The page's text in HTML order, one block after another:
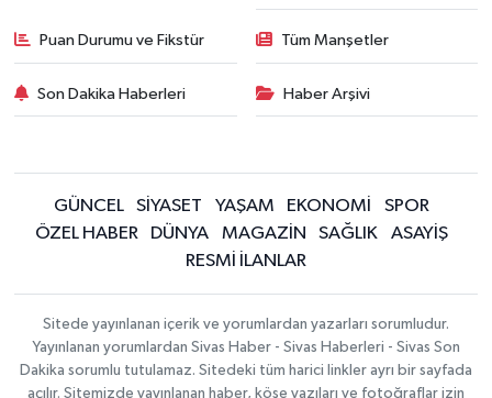
Puan Durumu ve Fikstür Tüm Manşetler
Son Dakika Haberleri Haber Arşivi
GÜNCEL SİYASET YAŞAM EKONOMİ
SPOR
ÖZEL HABER
DÜNYA MAGAZİN SAĞLIK
ASAYİŞ
RESMİ İLANLAR
Sitede yayınlanan içerik ve yorumlardan yazarları sorumludur.
Yayınlanan yorumlardan Sivas Haber - Sivas Haberleri - Sivas Son
Dakika sorumlu tutulamaz. Sitedeki tüm harici linkler ayrı bir sayfada
açılır. Sitemizde yayınlanan haber, köşe yazıları ve fotoğraflar izin